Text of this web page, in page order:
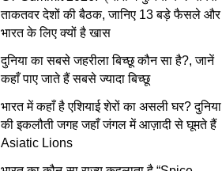
ताकतवर देशों की बैठक, जानिए 13 बड़े फैसले और
भारत के लिए क्यों है खास
दुनिया का सबसे जहरीला बिच्छू कौन सा है?, जानें
कहाँ पाए जाते हैं सबसे ज्यादा बिच्छू
भारत में कहाँ है एशियाई शेरों का असली घर? दुनिया
की इकलौती जगह जहाँ जंगल में आज़ादी से घूमते हैं
Asiatic Lions